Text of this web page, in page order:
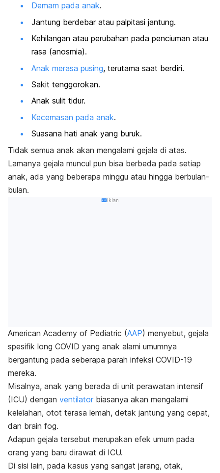
Demam pada anak.
Jantung berdebar atau palpitasi jantung.
Kehilangan atau perubahan pada penciuman atau
rasa (anosmia).
Anak merasa pusing, terutama saat berdiri.
Sakit tenggorokan.
Anak sulit tidur.
Kecemasan pada anak.
Suasana hati anak yang buruk.
Tidak semua anak akan mengalami gejala di atas.
Lamanya gejala muncul pun bisa berbeda pada setiap
anak, ada yang beberapa minggu atau hingga berbulan-
bulan.
Iklan
American Academy of Pediatric (AAP) menyebut, gejala
spesifik long COVID yang anak alami umumnya
bergantung pada seberapa parah infeksi COVID-19
mereka.
Misalnya, anak yang berada di unit perawatan intensif
(ICU) dengan ventilator biasanya akan mengalami
kelelahan, otot terasa lemah, detak jantung yang cepat,
dan brain fog.
Adapun gejala tersebut merupakan efek umum pada
orang yang baru dirawat di ICU.
Di sisi lain, pada kasus yang sangat jarang, otak,